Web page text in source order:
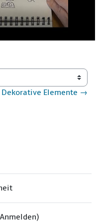
Dekorative Elemente →
Anmelden)